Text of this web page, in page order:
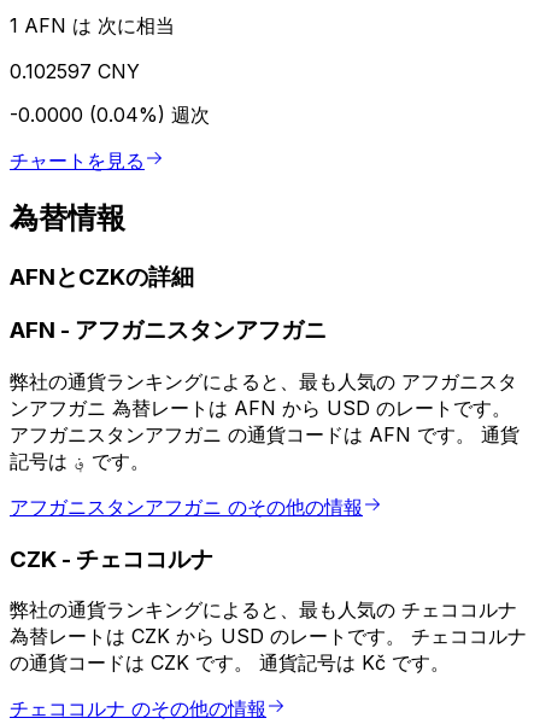
1 AFN は 次に相当
0.102597 CNY
-0.0000 (0.04%) 週次
チャートを見る
為替情報
AFNとCZKの詳細
AFN - アフガニスタンアフガニ
弊社の通貨ランキングによると、最も人気の アフガニスタ
ンアフガニ 為替レートは AFN から USD のレートです。
アフガニスタンアフガニ の通貨コードは AFN です。 通貨
記号は ؋ です。
アフガニスタンアフガニ のその他の情報
CZK - チェココルナ
弊社の通貨ランキングによると、最も人気の チェココルナ
為替レートは CZK から USD のレートです。 チェココルナ
の通貨コードは CZK です。 通貨記号は Kč です。
チェココルナ のその他の情報